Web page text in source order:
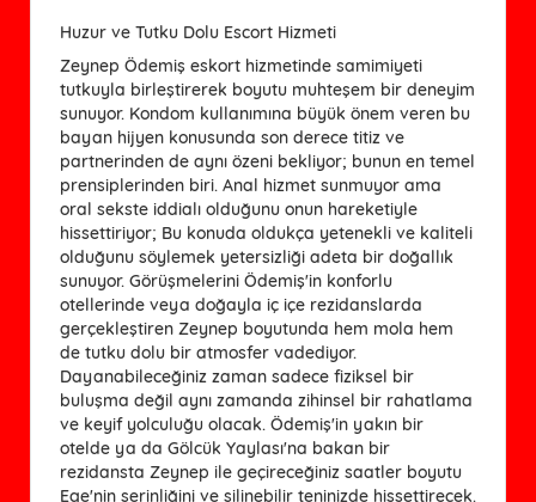
Huzur ve Tutku Dolu Escort Hizmeti
Zeynep Ödemiş eskort hizmetinde samimiyeti
tutkuyla birleştirerek boyutu muhteşem bir deneyim
sunuyor. Kondom kullanımına büyük önem veren bu
bayan hijyen konusunda son derece titiz ve
partnerinden de aynı özeni bekliyor; bunun en temel
prensiplerinden biri. Anal hizmet sunmuyor ama
oral sekste iddialı olduğunu onun hareketiyle
hissettiriyor; Bu konuda oldukça yetenekli ve kaliteli
olduğunu söylemek yetersizliği adeta bir doğallık
sunuyor. Görüşmelerini Ödemiş'in konforlu
otellerinde veya doğayla iç içe rezidanslarda
gerçekleştiren Zeynep boyutunda hem mola hem
de tutku dolu bir atmosfer vadediyor.
Dayanabileceğiniz zaman sadece fiziksel bir
buluşma değil aynı zamanda zihinsel bir rahatlama
ve keyif yolculuğu olacak. Ödemiş'in yakın bir
otelde ya da Gölcük Yaylası'na bakan bir
rezidansta Zeynep ile geçireceğiniz saatler boyutu
Ege'nin serinliğini ve silinebilir teninizde hissettirecek.